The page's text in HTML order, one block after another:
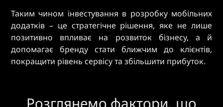
Таким чином інвестування в розробку мобільних
додатків – це стратегічне рішення, яке не лише
позитивно впливає на розвиток бізнесу, а й
допомагає бренду стати ближчим до клієнтів,
покращити рівень сервісу та збільшити прибуток.
Розглянемо фактори, що